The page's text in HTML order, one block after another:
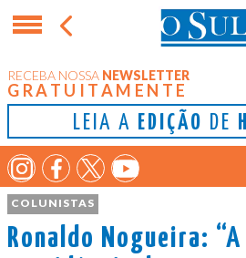
RECEBA NOSSA NEWSLETTER
GRATUITAMENTE
LEIA A EDIÇÃO DE
COLUNISTAS
Ronaldo Nogueira: